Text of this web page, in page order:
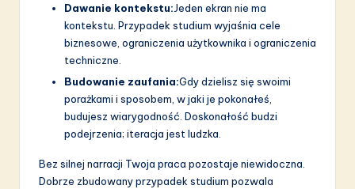
Dawanie kontekstu:Jeden ekran nie ma
kontekstu. Przypadek studium wyjaśnia cele
biznesowe, ograniczenia użytkownika i ograniczenia
techniczne.
Budowanie zaufania:Gdy dzielisz się swoimi
porażkami i sposobem, w jaki je pokonałeś,
budujesz wiarygodność. Doskonałość budzi
podejrzenia; iteracja jest ludzka.
Bez silnej narracji Twoja praca pozostaje niewidoczna.
Dobrze zbudowany przypadek studium pozwala